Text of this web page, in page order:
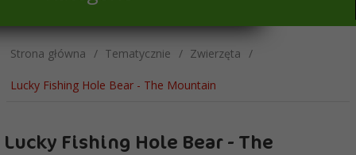
Strona główna Tematycznie Zwierzęta
Lucky Fishing Hole Bear - The Mountain
Lucky Fishing Hole Bear - The